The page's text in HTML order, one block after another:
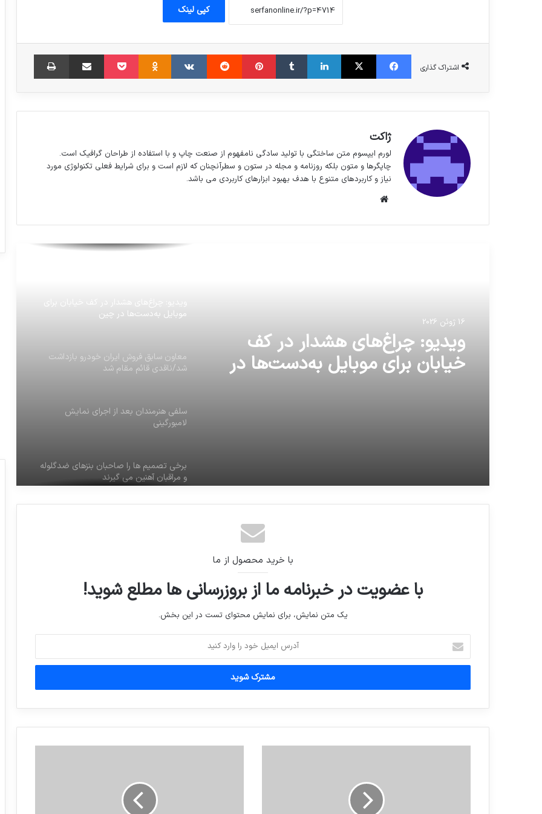
کپی لینک
اشتراک گذاری
فیس بوک X لینکدین ‫تامبلر ‫پین‌ترست ‫رددیت ‫VKontakte
‫Odnoklassniki
پاکت اشتراک گذاری از طریق ایمیل چاپ
ژاکت
لورم ایپسوم متن ساختگی با تولید سادگی نامفهوم از صنعت چاپ و با استفاده از طراحان گرافیک است.
چاپگرها و متون بلکه روزنامه و مجله در ستون و سطرآنچنان که لازم است و برای شرایط فعلی تکنولوژی مورد
نیاز و کاربردهای متنوع با هدف بهبود ابزارهای کاربردی می باشد.
16 ژوئن 2026
ویدیو: چراغ‌های هشدار در کف
خیابان برای موبایل به‌دست‌ها در
معاون سابق فروش ایران خودرو بازداشت
شد/ناقدی قائم مقام شد
برخی تصمیم ها را صاحبان بنزهای ضدگلوله
و مراقبان آهنین می گیرند
عکس روز نشنال جئوگرافیک ، دریاچه
موبایل به‌دست‌ها در چین
معاون سابق فروش ایران خودرو بازداشت
شد/ناقدی قائم مقام شد
سلفی هنرمندان بعد از اجرای نمایش
لامبورگینی
برخی تصمیم ها را صاحبان بنزهای ضدگلوله
و مراقبان آهنین می گیرند
با خرید محصول از ما
با عضویت در خبرنامه ما از بروزرسانی ها مطلع شوید!
یک متن نمایش، برای نمایش محتوای تست در این بخش.
آدرس
ایمیل
خود
وارد